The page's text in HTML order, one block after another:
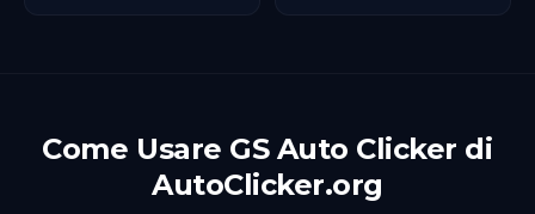
Come Usare GS Auto Clicker di
AutoClicker.org